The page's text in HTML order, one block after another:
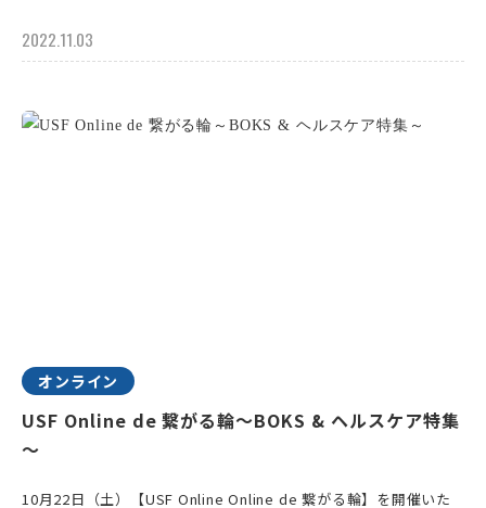
2022.11.03
オンライン
USF Online de 繋がる輪～BOKS & ヘルスケア特集
～
10月22日（土）【USF Online Online de 繋がる輪】を開催いた